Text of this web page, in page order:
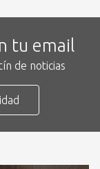
tu email
de noticias